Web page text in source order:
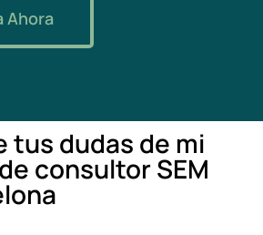
Ahora
tus dudas de mi
consultor SEM